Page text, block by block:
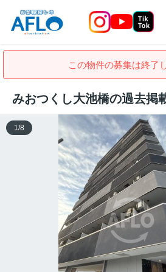
この物件の募集は終了
みおつくし大池橋の過去掲
1 /8